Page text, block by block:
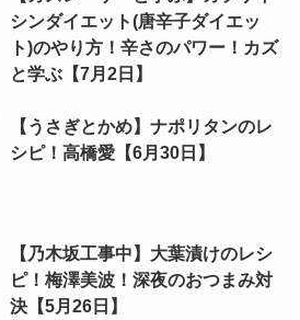
シンダイエット(唐辛子ダイエッ
ト)のやり方！辛さのパワー！カズ
と学ぶ【7月2日】
【うさぎとかめ】ナポリタンのレ
シピ！高橋愛【6月30日】
【乃木坂工事中】大葉漬けのレシ
ピ！梅澤美波！深夜のおつまみ対
決【5月26日】